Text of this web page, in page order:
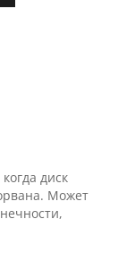
диск
Может